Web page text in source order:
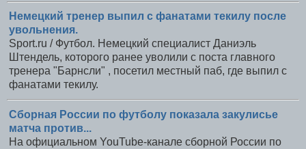
Немецкий тренер выпил с фанатами текилу после
увольнения.
Sport.ru / Футбол. Немецкий специалист Даниэль
Штендель, которого ранее уволили с поста главного
тренера "Барнсли" , посетил местный паб, где выпил с
фанатами текилу.
Сборная России по футболу показала закулисье
матча против...
На официальном YouTube-канале сборной России по